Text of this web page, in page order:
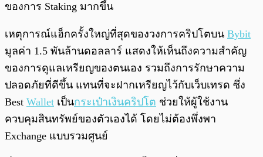
ของการ Staking มากขึ้น
เหตุการณ์แฮ็กครั้งใหญ่ที่สุดของวงการคริปโตบน Bybit
มูลค่า 1.5 พันล้านดอลลาร์ แสดงให้เห็นถึงความสำคัญ
ของการดูแลเหรียญของตนเอง รวมถึงการรักษาความ
ปลอดภัยที่ดีขึ้น แทนที่จะฝากเหรียญไว้กับเว็บเทรด ซึ่ง
Best Wallet เป็นกระเป๋าเงินคริปโต ช่วยให้ผู้ใช้งาน
ควบคุมสินทรัพย์ของตัวเองได้ โดยไม่ต้องพึ่งพา
Exchange แบบรวมศูนย์